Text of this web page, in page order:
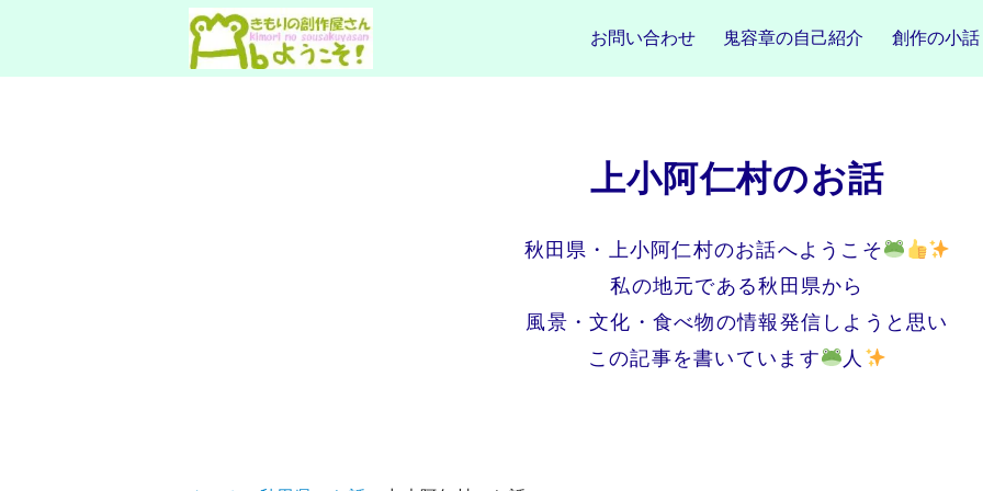
お問い合わせ 鬼容章の自己紹介 創作の小話
上小阿仁村のお話
秋田県・上小阿仁村のお話へようこそ
私の地元である秋田県から
風景・文化・食べ物の情報発信しようと思い
この記事を書いています
人